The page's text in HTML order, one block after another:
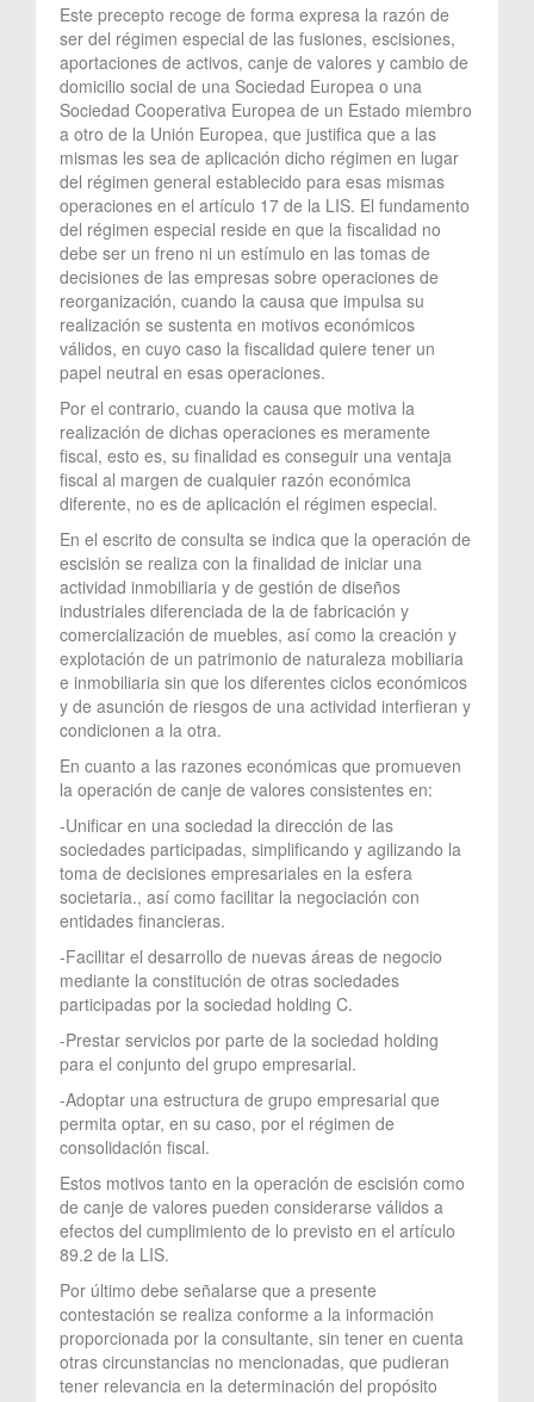
Este precepto recoge de forma expresa la razón de
ser del régimen especial de las fusiones, escisiones,
aportaciones de activos, canje de valores y cambio de
domicilio social de una Sociedad Europea o una
Sociedad Cooperativa Europea de un Estado miembro
a otro de la Unión Europea, que justifica que a las
mismas les sea de aplicación dicho régimen en lugar
del régimen general establecido para esas mismas
operaciones en el artículo 17 de la LIS. El fundamento
del régimen especial reside en que la fiscalidad no
debe ser un freno ni un estímulo en las tomas de
decisiones de las empresas sobre operaciones de
reorganización, cuando la causa que impulsa su
realización se sustenta en motivos económicos
válidos, en cuyo caso la fiscalidad quiere tener un
papel neutral en esas operaciones.
Por el contrario, cuando la causa que motiva la
realización de dichas operaciones es meramente
fiscal, esto es, su finalidad es conseguir una ventaja
fiscal al margen de cualquier razón económica
diferente, no es de aplicación el régimen especial.
En el escrito de consulta se indica que la operación de
escisión se realiza con la finalidad de iniciar una
actividad inmobiliaria y de gestión de diseños
industriales diferenciada de la de fabricación y
comercialización de muebles, así como la creación y
explotación de un patrimonio de naturaleza mobiliaria
e inmobiliaria sin que los diferentes ciclos económicos
y de asunción de riesgos de una actividad interfieran y
condicionen a la otra.
En cuanto a las razones económicas que promueven
la operación de canje de valores consistentes en:
-Unificar en una sociedad la dirección de las
sociedades participadas, simplificando y agilizando la
toma de decisiones empresariales en la esfera
societaria., así como facilitar la negociación con
entidades financieras.
-Facilitar el desarrollo de nuevas áreas de negocio
mediante la constitución de otras sociedades
participadas por la sociedad holding C.
-Prestar servicios por parte de la sociedad holding
para el conjunto del grupo empresarial.
-Adoptar una estructura de grupo empresarial que
permita optar, en su caso, por el régimen de
consolidación fiscal.
Estos motivos tanto en la operación de escisión como
de canje de valores pueden considerarse válidos a
efectos del cumplimiento de lo previsto en el artículo
89.2 de la LIS.
Por último debe señalarse que a presente
contestación se realiza conforme a la información
proporcionada por la consultante, sin tener en cuenta
otras circunstancias no mencionadas, que pudieran
tener relevancia en la determinación del propósito